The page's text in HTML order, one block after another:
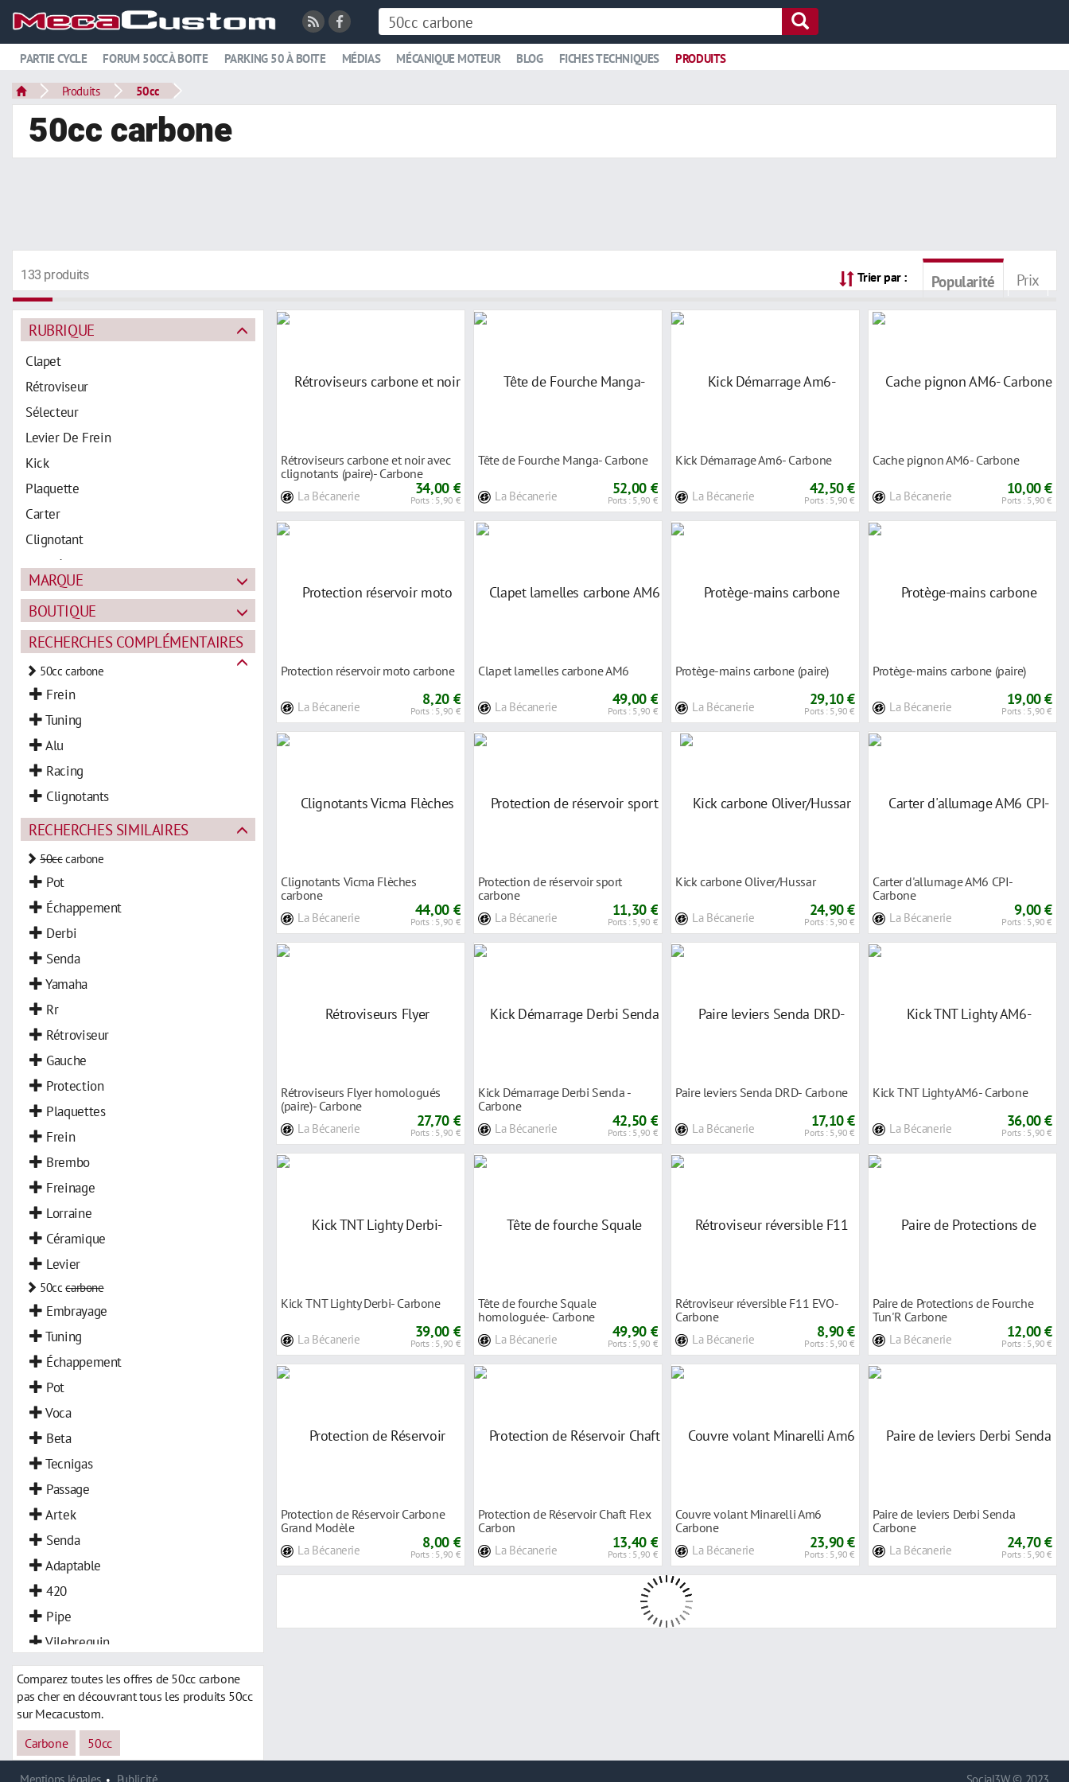
PARTIE CYCLE FORUM 50CC À BOITE PARKING 50 À BOITE MÉDIAS MÉCANIQUE MOTEUR BLOG FICHES TECHNIQUES PRODUITS
Produits 50cc
50cc carbone
133 produits Trier par : Popularité Prix
RUBRIQUE
Clapet
Rétroviseur
Sélecteur
Levier De Frein
Kick
Plaquette
Carter
Clignotant
Pot D'échappement
Réservoir D'essence
Optique
Carénage
Protection
Top Case
Ampoule
Câble D'embrayage
Embrayage
Pédale De Frein
Silencieux
Accessoire Echappement
Bouchon
MARQUE
BOUTIQUE
RECHERCHES COMPLÉMENTAIRES
50cc carbone
Frein
Tuning
Alu
Racing
Clignotants
RECHERCHES SIMILAIRES
50cccarbone
Pot
Échappement
Derbi
Senda
Yamaha
Rr
Rétroviseur
Gauche
Protection
Plaquettes
Frein
Brembo
Freinage
Lorraine
Céramique
Levier
50cccarbone
Embrayage
Tuning
Échappement
Pot
Voca
Beta
Tecnigas
Passage
Artek
Senda
Adaptable
420
Pipe
Vilebrequin
Comparez toutes les offres de 50cc carbone
pas cher en découvrant tous les produits 50cc
sur Mecacustom.
Carbone
50cc
Rétroviseurs carbone et noir avec
clignotants (paire)- Carbone
La Bécanerie 34,00 €
Ports : 5,90 €
Tête de Fourche Manga- Carbone
La Bécanerie 52,00 €
Ports : 5,90 €
Kick Démarrage Am6- Carbone
La Bécanerie 42,50 €
Ports : 5,90 €
Cache pignon AM6- Carbone
La Bécanerie 10,00 €
Ports : 5,90 €
Protection réservoir moto carbone
La Bécanerie 8,20 €
Ports : 5,90 €
Clapet lamelles carbone AM6
La Bécanerie 49,00 €
Ports : 5,90 €
Protège-mains carbone (paire)
La Bécanerie 29,10 €
Ports : 5,90 €
Protège-mains carbone (paire)
La Bécanerie 19,00 €
Ports : 5,90 €
Clignotants Vicma Flèches
carbone
La Bécanerie 44,00 €
Ports : 5,90 €
Protection de réservoir sport
carbone
La Bécanerie 11,30 €
Ports : 5,90 €
Kick carbone Oliver/Hussar
La Bécanerie 24,90 €
Ports : 5,90 €
Carter d'allumage AM6 CPI-
Carbone
La Bécanerie 9,00 €
Ports : 5,90 €
Rétroviseurs Flyer homologués
(paire)- Carbone
La Bécanerie 27,70 €
Ports : 5,90 €
Kick Démarrage Derbi Senda -
Carbone
La Bécanerie 42,50 €
Ports : 5,90 €
Paire leviers Senda DRD- Carbone
La Bécanerie 17,10 €
Ports : 5,90 €
Kick TNT Lighty AM6- Carbone
La Bécanerie 36,00 €
Ports : 5,90 €
Kick TNT Lighty Derbi- Carbone
La Bécanerie 39,00 €
Ports : 5,90 €
Tête de fourche Squale
homologuée- Carbone
La Bécanerie 49,90 €
Ports : 5,90 €
Rétroviseur réversible F11 EVO-
Carbone
La Bécanerie 8,90 €
Ports : 5,90 €
Paire de Protections de Fourche
Tun'R Carbone
La Bécanerie 12,00 €
Ports : 5,90 €
Protection de Réservoir Carbone
Grand Modèle
La Bécanerie 8,00 €
Ports : 5,90 €
Protection de Réservoir Chaft Flex
Carbon
La Bécanerie 13,40 €
Ports : 5,90 €
Couvre volant Minarelli Am6
Carbone
La Bécanerie 23,90 €
Ports : 5,90 €
Paire de leviers Derbi Senda
Carbone
La Bécanerie 24,70 €
Ports : 5,90 €
Social3W © 2023
Mentions légales Publicité